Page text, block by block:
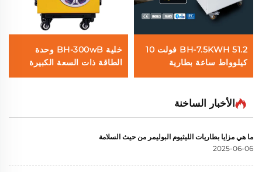
BH-7.5KWH 51.2 فولت 10
كيلوواط ساعة بطارية
شمسية منزلية متكاملة
المنازل محطة طاقة محمولة
خلية BH-300wB وحدة
الطاقة ذات السعة الكبيرة
400 واط ساعة بث مباشر
الأخبار الساخنة
ما هي مزايا بطاريات الليثيوم البوليمر من حيث السلامة
2025-06-06